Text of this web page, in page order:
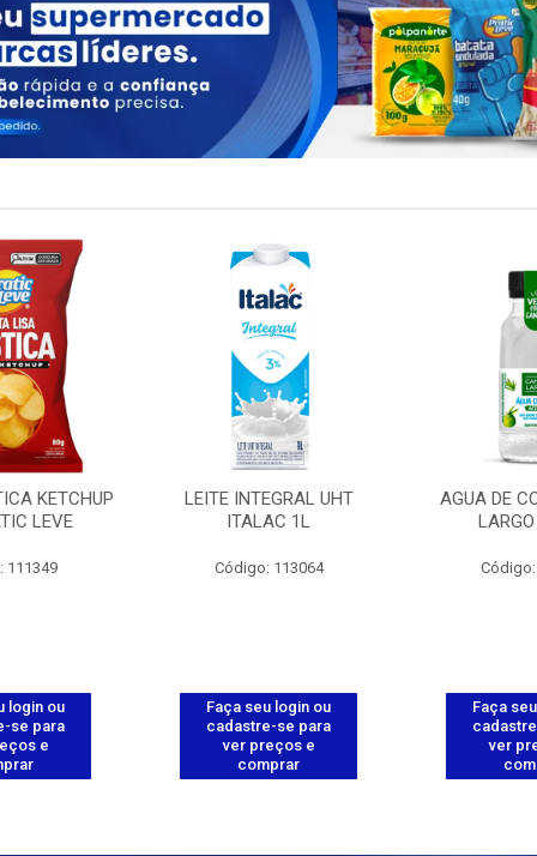
KETCHUP
LEVE
111349
login ou
se para
e
LEITE INTEGRAL UHT
ITALAC 1L
Código: 113064
Faça seu login ou
cadastre-se para
ver preços e
comprar
AGUA DE
Código:
Faça
ver